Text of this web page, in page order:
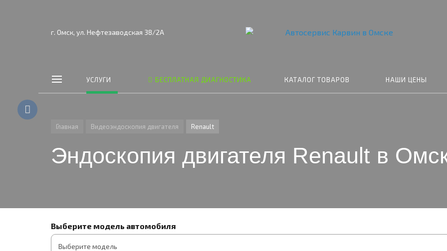
г. Омск, ул. Нефтезаводская 38/2А
УСЛУГИ БЕСПЛАТНАЯ ДИАГНОСТИКА КАТАЛОГ ТОВАРОВ НАШИ ЦЕНЫ
Главная Видеоэндоскопия двигателя Renault
Эндоскопия двигателя Renault в
Выберите модель автомобиля